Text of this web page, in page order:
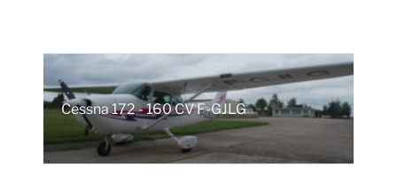
Cessna 172 - 160 CV F-GJLG